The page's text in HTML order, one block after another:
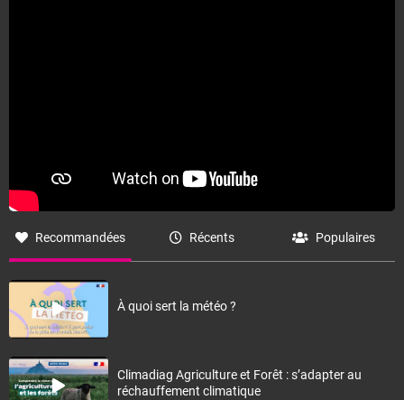
Recommandées Récents Populaires
À quoi sert la météo ?
Climadiag Agriculture et Forêt : s’adapter au
réchauffement climatique